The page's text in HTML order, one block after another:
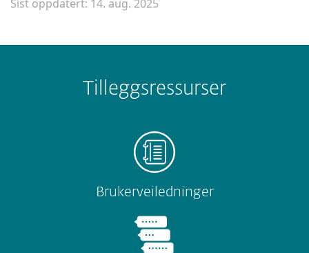
Sist oppdatert: 14. aug. 2025
Tilleggsressurser
Brukerveiledninger